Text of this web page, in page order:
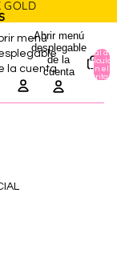
GOLD
menú
la cuenta
Abrir menú
desplegable
de la
cuenta
Total de
artículos
en el
carrito: 0